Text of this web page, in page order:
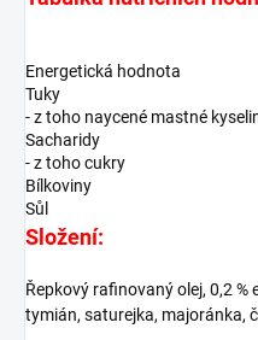
Energetická hodnota
Tuky
- z toho naycené mastné
Sacharidy
- z toho cukry
Bílkoviny
Sůl
Složení:
Řepkový rafinovaný olej, 0,2
tymián, saturejka, majoránka,